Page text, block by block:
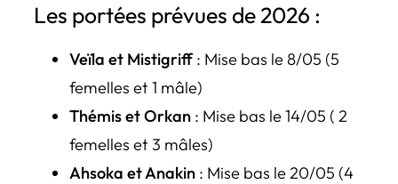
Les portées prévues de 2026 :
Veïla et Mistigriff: Mise bas le 8/05 (5
femelles et 1 mâle)
Thémis et Orkan : Mise bas le 14/05 ( 2
femelles et 3 mâles)
Ahsoka et Anakin : Mise bas le 20/05 (4